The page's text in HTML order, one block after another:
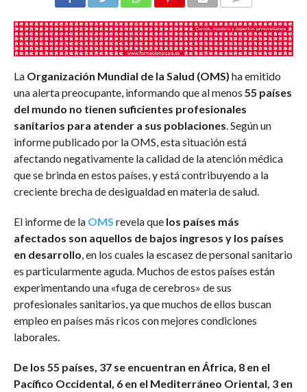
La Organización Mundial de la Salud (OMS) ha emitido
una alerta preocupante, informando que al menos 55 países
del mundo no tienen suficientes profesionales
sanitarios para atender a sus poblaciones . Según un
informe publicado por la OMS, esta situación está
afectando negativamente la calidad de la atención médica
que se brinda en estos países, y está contribuyendo a la
creciente brecha de desigualdad en materia de salud.
El informe de la OMS revela que los países más
afectados son aquellos de bajos ingresos y los países
en desarrollo , en los cuales la escasez de personal sanitario
es particularmente aguda. Muchos de estos países están
experimentando una «fuga de cerebros» de sus
profesionales sanitarios, ya que muchos de ellos buscan
empleo en países más ricos con mejores condiciones
laborales.
De los 55 países, 37 se encuentran en África, 8 en el
Pacífico Occidental, 6 en el Mediterráneo Oriental, 3 en